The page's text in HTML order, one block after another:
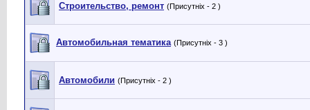
Строительство, ремонт (Присутніх - 2 )
Автомобильная тематика (Присутніх - 3 )
Автомобили (Присутніх - 2 )